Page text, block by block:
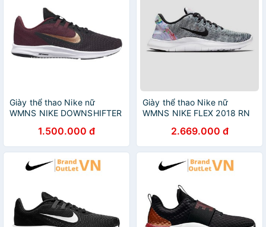
Giày thể thao Nike nữ
WMNS NIKE DOWNSHIFTER
BrandOutLetvn
1.500.000 đ
Giày thể thao Nike nữ
WMNS NIKE FLEX 2018 RN
BrandOutLetvn
2.669.000 đ